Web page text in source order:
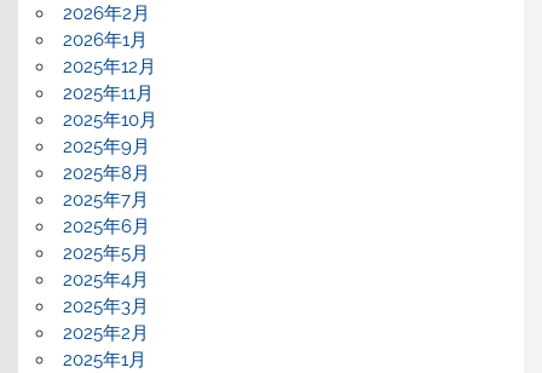
2026年2月
2026年1月
2025年12月
2025年11月
2025年10月
2025年9月
2025年8月
2025年7月
2025年6月
2025年5月
2025年4月
2025年3月
2025年2月
2025年1月